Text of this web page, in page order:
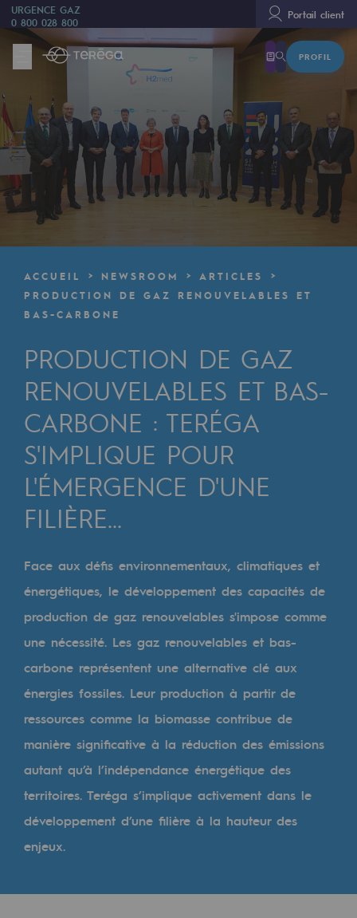
URGENCE GAZ
0 800 028 800
Portail client
PROFIL
Nous sommes
Nous sommes
80 ans d'histoire
Teréga
Teréga
Accélérateur de la transition énergétique
Une organisation adaptative et ouverte
Une organisation adaptative et
Digitalisation
Transversalité et Collaboratif
Notre culture et nos valeurs
Une organisation certifiée
Notre organisation
Notre organisation
Indicateurs
Publications institutionnelles
Où nous trouver
Les énergies d'avenir
Les énergies d'avenir
Notre vision
Gaz renouvelables et procédés durables
Gaz renouvelables et procédés
Pyrogazéification et gazéification
ACCUEIL NEWSROOM
ARTICLES
PRODUCTION DE GAZ RENOUVELABLES ET
BAS-CARBONE
PRODUCTION DE GAZ
RENOUVELABLES ET BAS-
CARBONE : TERÉGA
S'IMPLIQUE POUR
L'ÉMERGENCE D'UNE
FILIÈRE...
Face aux défis environnementaux, climatiques et
énergétiques, le développement des capacités de
production de gaz renouvelables s'impose comme
une nécessité. Les gaz renouvelables et bas-
carbone représentent une alternative clé aux
énergies fossiles. Leur production à partir de
ressources comme la biomasse contribue de
manière significative à la réduction des émissions
autant qu’à l’indépendance énergétique des
territoires. Teréga s’implique activement dans le
développement d’une filière à la hauteur des
enjeux.